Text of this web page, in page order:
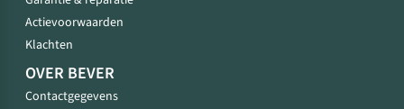
Actievoorwaarden
Klachten
OVER BEVER
Contactgegevens